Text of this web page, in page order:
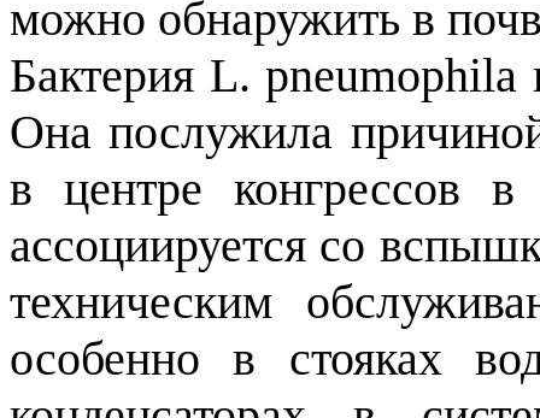
можно обнаружить в
Бактерия L.
Она послужила
в центре
ассоциируется со
техническим
особенно в стояках